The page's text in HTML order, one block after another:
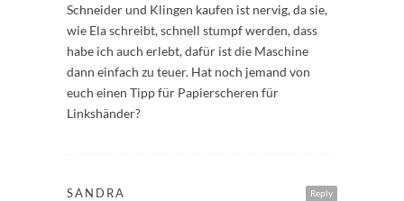
Schneider und Klingen kaufen ist nervig, da sie,
wie Ela schreibt, schnell stumpf werden, dass
habe ich auch erlebt, dafür ist die Maschine
dann einfach zu teuer. Hat noch jemand von
euch einen Tipp für Papierscheren für
Linkshänder?
Reply
SANDRA